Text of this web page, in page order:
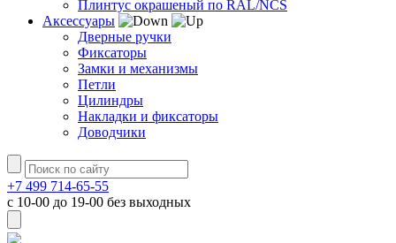
Плинтус окрашеный по RAL/NCS
Аксессуары
Дверные ручки
Фиксаторы
Замки и механизмы
Петли
Цилиндры
Накладки и фиксаторы
Доводчики
+7 499 714-65-55
с 10-00 до 19-00 без выходных